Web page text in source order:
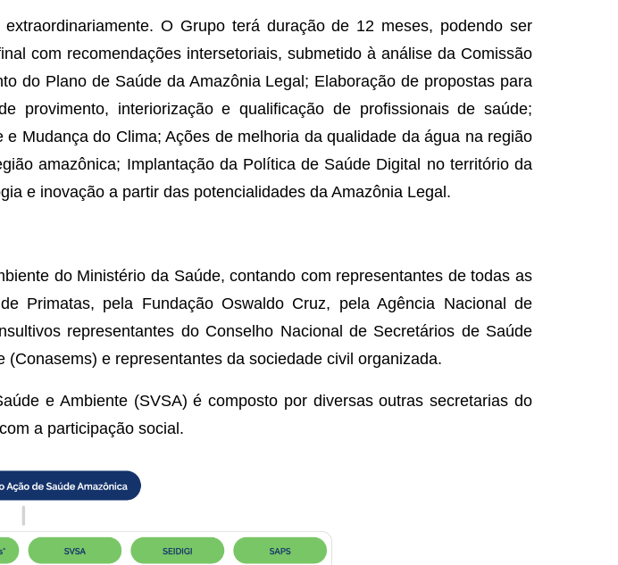
O Grupo terá duração de 12 meses, podendo ser
com recomendações intersetoriais, submetido à análise da Comissão
do Plano de Saúde da Amazônia Legal; Elaboração de propostas para
provimento, interiorização e qualificação de profissionais de saúde;
Mudança do Clima; Ações de melhoria da qualidade da água na região
amazônica; Implantação da Política de Saúde Digital no território da
e inovação a partir das potencialidades da Amazônia Legal.
do Ministério da Saúde, contando com representantes de todas as
Primatas, pela Fundação Oswaldo Cruz, pela Agência Nacional de
representantes do Conselho Nacional de Secretários de Saúde
e representantes da sociedade civil organizada.
e Ambiente (SVSA) é composto por diversas outras secretarias do
a participação social.